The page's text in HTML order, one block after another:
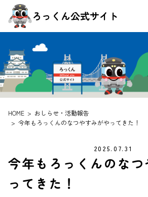
ろっくん公式サイト
HOME
おしらせ・活動報告
今年もろっくんのなつやすみがやってきた！
2025.07.31
今年もろっくんのな
ってきた！